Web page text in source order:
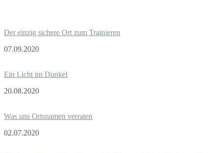
Der einzig sichere Ort zum Trainieren
07.09.2020
Ein Licht im Dunkel
20.08.2020
Was uns Ortsnamen verraten
02.07.2020